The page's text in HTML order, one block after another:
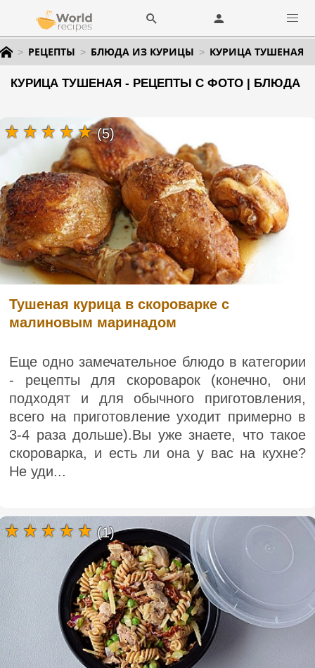
РЕЦЕПТЫ БЛЮДА ИЗ КУРИЦЫ КУРИЦА ТУШЕНАЯ
КУРИЦА ТУШЕНАЯ - РЕЦЕПТЫ С ФОТО | БЛЮДА
Тушеная курица в скороварке с
малиновым маринадом
Еще одно замечательное блюдо в категории
- рецепты для скороварок (конечно, они
подходят и для обычного приготовления,
всего на приготовление уходит примерно в
3-4 раза дольше).Вы уже знаете, что такое
скороварка, и есть ли она у вас на кухне?
Не уди...
(5)
(1)